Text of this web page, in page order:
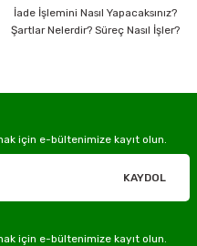
İade İşlemini Nasıl Yapacaksınız?
Şartlar Nelerdir? Süreç Nasıl İşler?
için e-bültenimize kayıt olun.
KAYDOL
için e-bültenimize kayıt olun.